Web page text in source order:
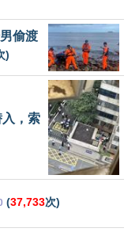
偷渡
)
，索
(37,733次)